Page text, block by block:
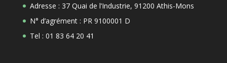
Adresse : 37 Quai de l’Industrie, 91200 Athis-Mons
N° d’agrément : PR 9100001 D
Tel : 01 83 64 20 41